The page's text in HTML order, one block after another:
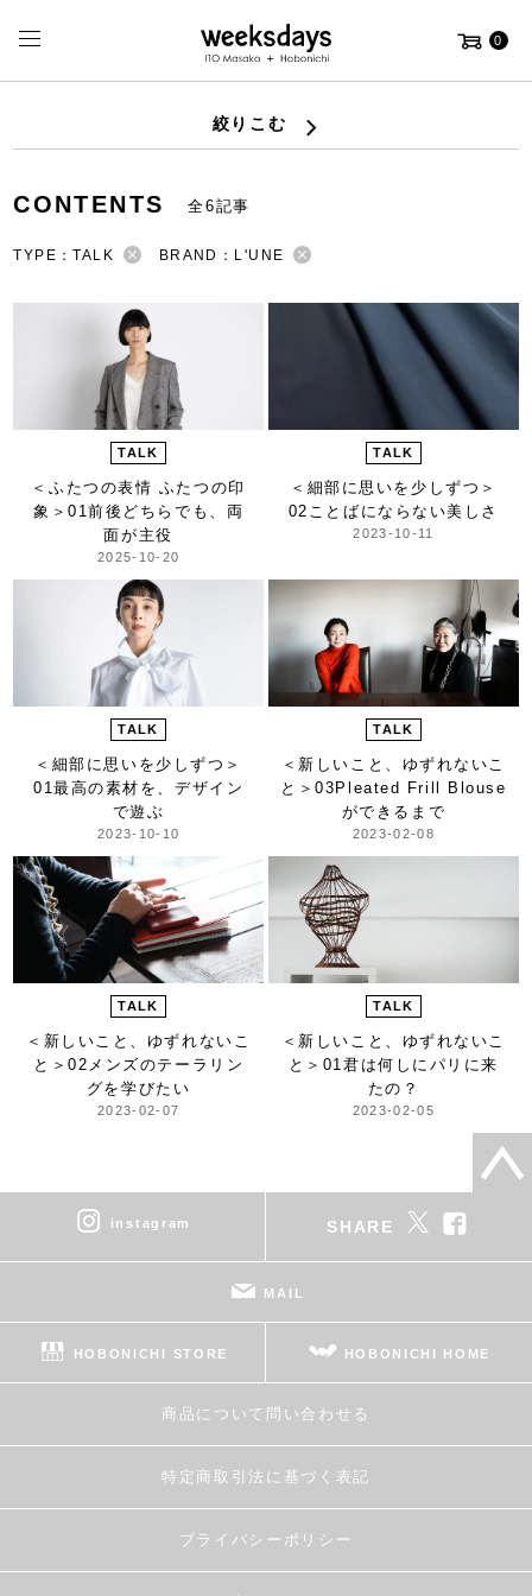
0
絞りこむ
CONTENTS 全6記事
TYPE：TALK BRAND：L'UNE
TALK
＜ふたつの表情 ふたつの印
象＞01前後どちらでも、両
面が主役
2025-10-20
TALK
＜細部に思いを少しずつ＞
02ことばにならない美しさ
2023-10-11
TALK
＜細部に思いを少しずつ＞
01最高の素材を、デザイン
で遊ぶ
2023-10-10
TALK
＜新しいこと、ゆずれないこ
と＞03Pleated Frill Blouse
ができるまで
2023-02-08
TALK
＜新しいこと、ゆずれないこ
と＞02メンズのテーラリン
グを学びたい
2023-02-07
TALK
＜新しいこと、ゆずれないこ
と＞ 01君は何しにパリに来
たの？
2023-02-05
instagram SHARE
MAIL
HOBONICHI STORE HOBONICHI HOME
商品について問い合わせる
特定商取引法に基づく表記
プライバシーポリシー